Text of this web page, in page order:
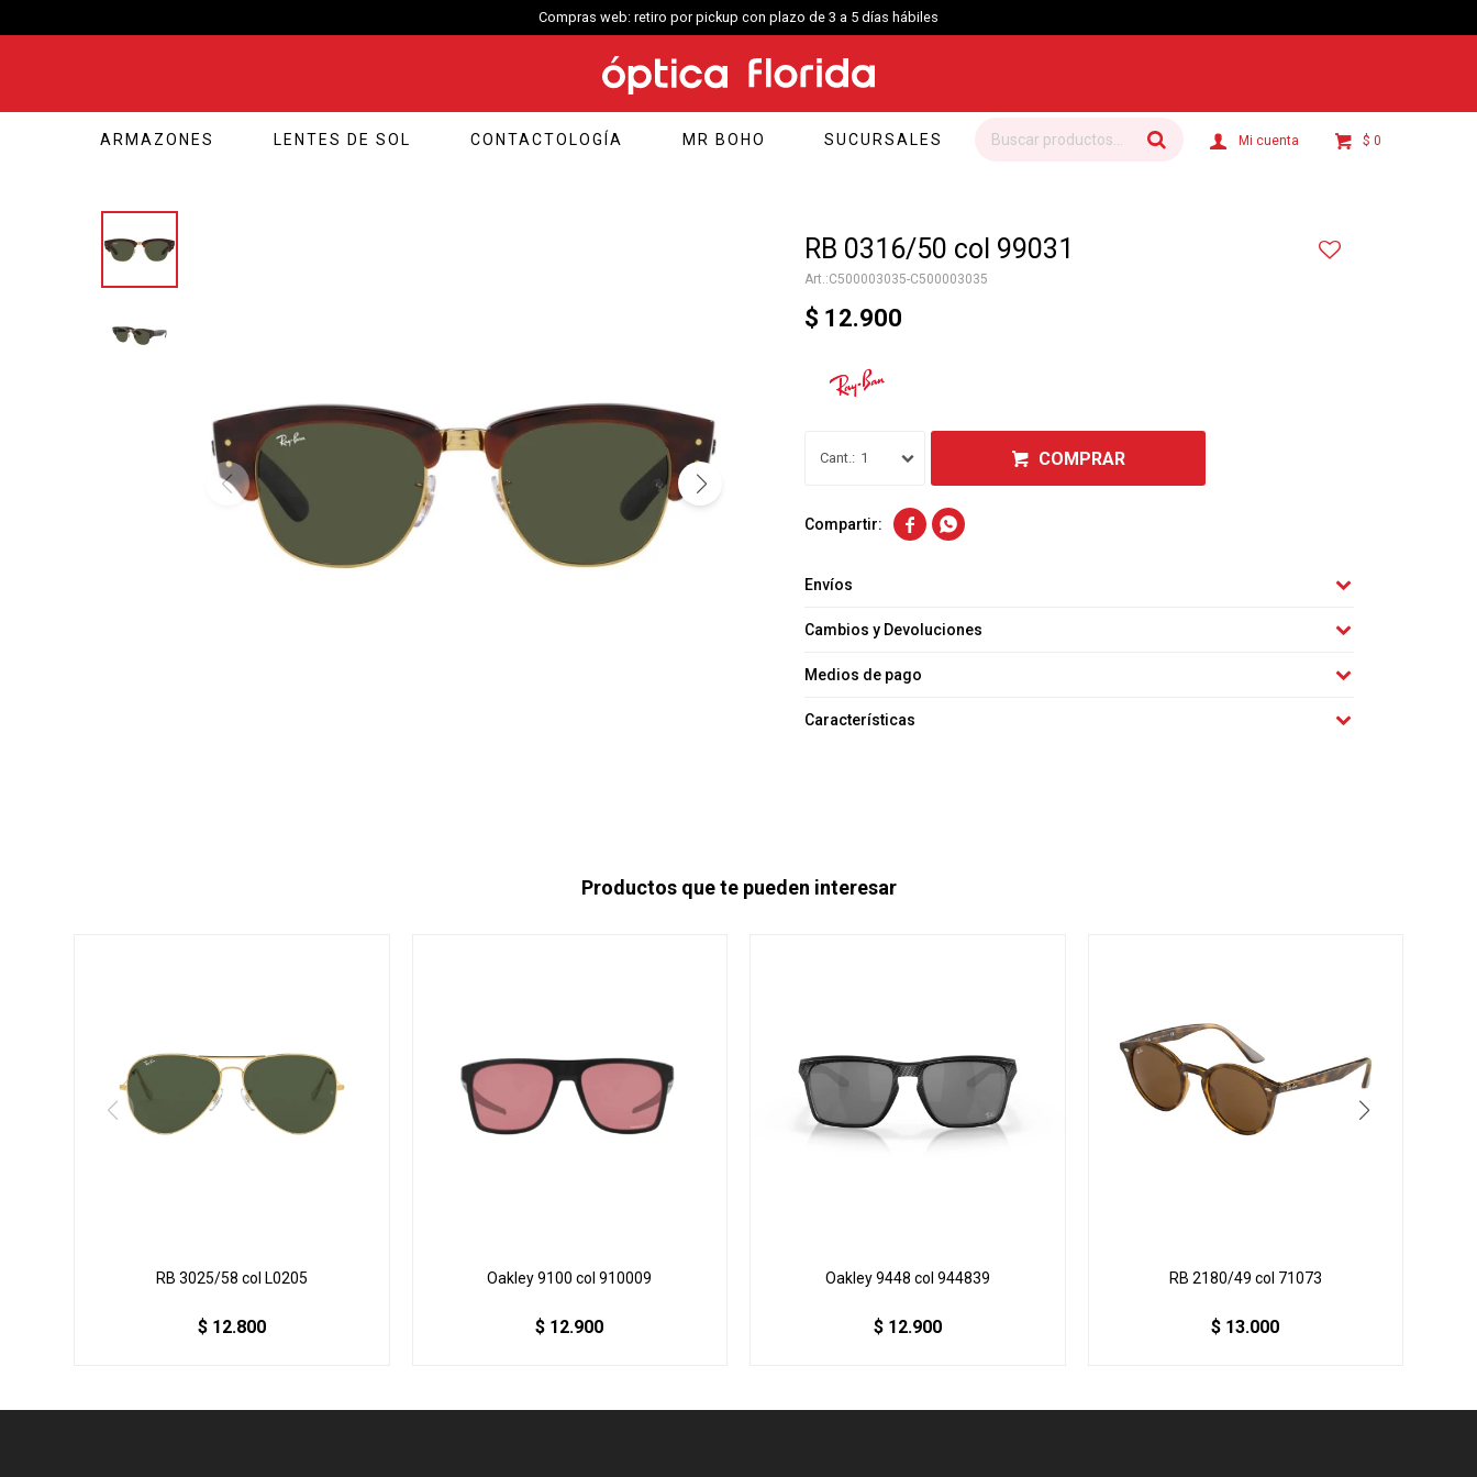
Compras web: retiro por pickup con plazo de 3 a 5 días hábiles
ARMAZONES LENTES DE SOL CONTACTOLOGÍA MR BOHO SUCURSALES $ 0
RB 0316/50 col 99031
C500003035-C500003035
$ 12.900
1 COMPRAR
 
Envíos
Cambios y Devoluciones
Medios de pago
Características
Productos que te pueden interesar
RB 3025/58 col L0205
$ 12.800
Oakley 9100 col 910009
$ 12.900
Oakley 9448 col 944839
$ 12.900
RB 2180/49 col 71073
$ 13.000